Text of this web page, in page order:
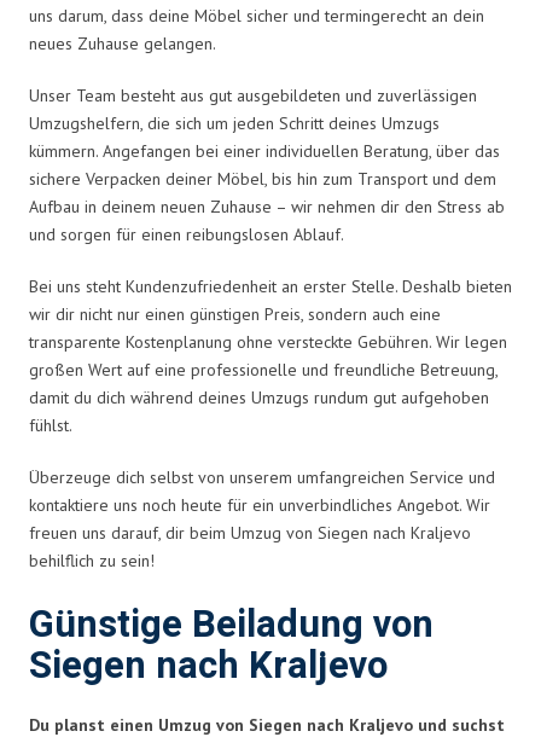
uns darum, dass deine Möbel sicher und termingerecht an dein
neues Zuhause gelangen.
Unser Team besteht aus gut ausgebildeten und zuverlässigen
Umzugshelfern, die sich um jeden Schritt deines Umzugs
kümmern. Angefangen bei einer individuellen Beratung, über das
sichere Verpacken deiner Möbel, bis hin zum Transport und dem
Aufbau in deinem neuen Zuhause – wir nehmen dir den Stress ab
und sorgen für einen reibungslosen Ablauf.
Bei uns steht Kundenzufriedenheit an erster Stelle. Deshalb bieten
wir dir nicht nur einen günstigen Preis, sondern auch eine
transparente Kostenplanung ohne versteckte Gebühren. Wir legen
großen Wert auf eine professionelle und freundliche Betreuung,
damit du dich während deines Umzugs rundum gut aufgehoben
fühlst.
Überzeuge dich selbst von unserem umfangreichen Service und
kontaktiere uns noch heute für ein unverbindliches Angebot. Wir
freuen uns darauf, dir beim Umzug von Siegen nach Kraljevo
behilflich zu sein!
Günstige Beiladung von
Siegen nach Kraljevo
Du planst einen Umzug von Siegen nach Kraljevo und suchst